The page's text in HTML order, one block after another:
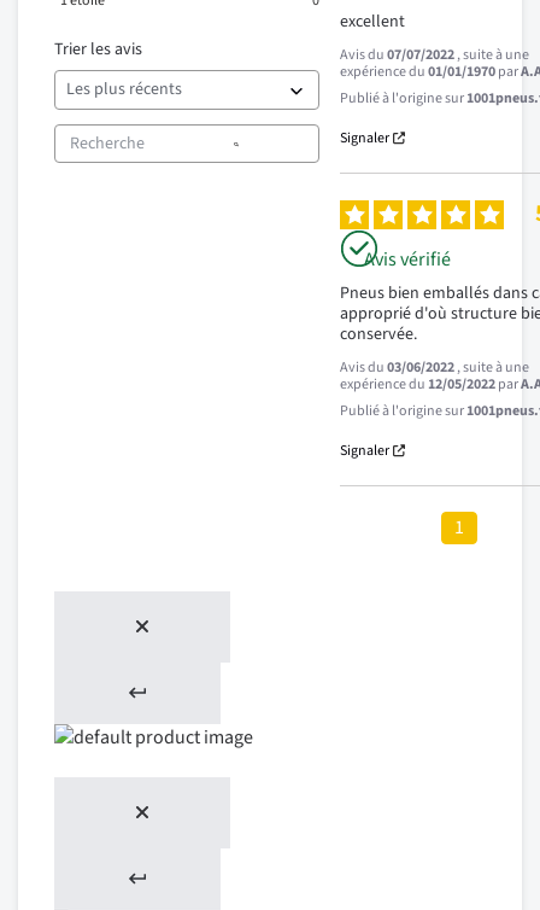
Trier les avis
excellent
Avis du07/07/2022, suite à une
expérience du01/01/1970par
Publié à l'origine sur
Signaler
Avis vérifié
Pneus bien emballés dans
approprié d'où structure
conservée.
Avis du03/06/2022, suite à une
expérience du12/05/2022par
Publié à l'origine sur
Signaler
1